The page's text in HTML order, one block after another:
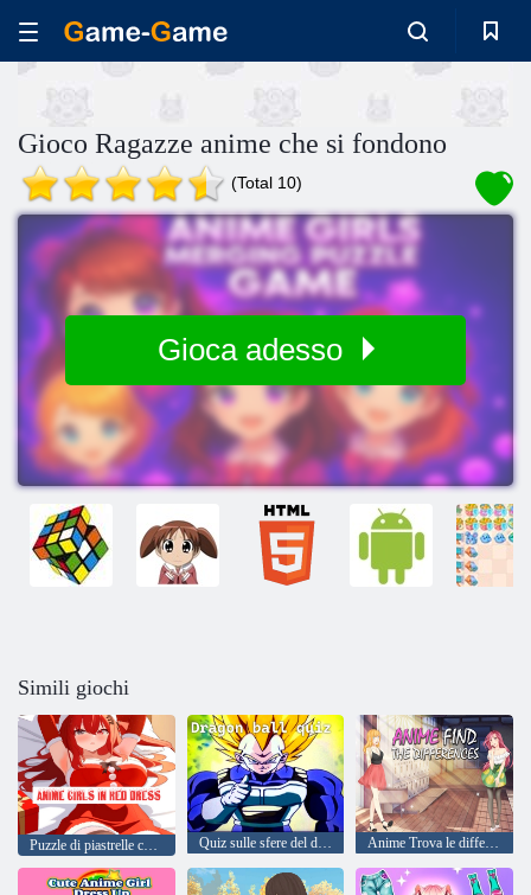
Gioco Ragazze anime che si fondono
(Total 10)
Gioca adesso
Simili giochi
Puzzle di piastrelle con ragazze anime in vestito rosso Quiz sulle sfere del drago Anime Trova le differenze